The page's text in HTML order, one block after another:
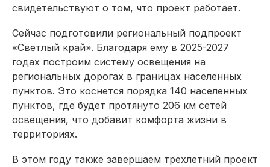
свидетельствуют о том, что проект работает.
Сейчас подготовили региональный подпроект
«Светлый край». Благодаря ему в 2025-2027
годах построим систему освещения на
региональных дорогах в границах населенных
пунктов. Это коснется порядка 140 населенных
пунк­тов, где будет протянуто 206 км сетей
освещения, что добавит комфорта жизни в
территориях.
В этом году также завершаем трехлетний проект